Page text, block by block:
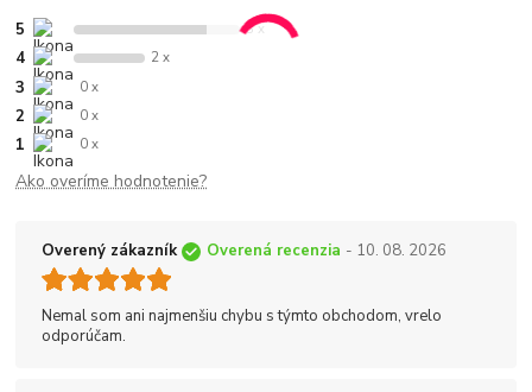
5 3 x
4 2 x
3 0 x
2 0 x
1 0 x
Ako overíme hodnotenie?
Overený zákazník Overená recenzia - 10. 08. 2026
Nemal som ani najmenšiu chybu s týmto obchodom, vrelo
odporúčam.